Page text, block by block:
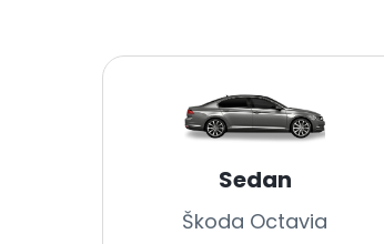
Sedan
Škoda Octavia